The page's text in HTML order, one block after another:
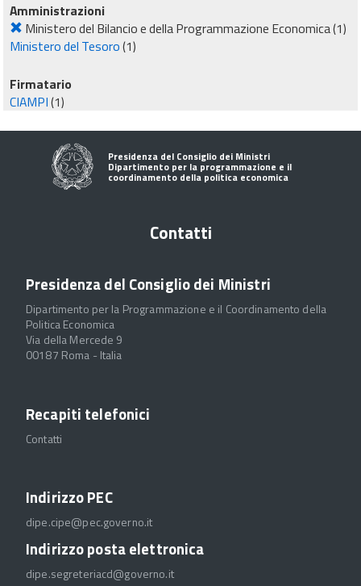
Amministrazioni
Ministero del Bilancio e della Programmazione Economica(1)
Ministero del Tesoro(1)
Firmatario
CIAMPI(1)
Presidenza del Consiglio dei Ministri
Dipartimento per la programmazione e il
coordinamento della politica economica
Contatti
Presidenza del Consiglio dei Ministri
Dipartimento per la Programmazione e il Coordinamento della
Politica Economica
Via della Mercede 9
00187 Roma - Italia
Recapiti telefonici
Contatti
Indirizzo PEC
dipe.cipe@pec.governo.it
Indirizzo posta elettronica
dipe.segreteriacd@governo.it